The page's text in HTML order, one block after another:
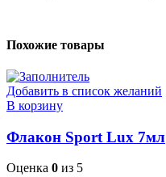
Похожие товары
Добавить в список желаний
В корзину
Флакон Sport Lux 7мл
Оценка 0 из 5